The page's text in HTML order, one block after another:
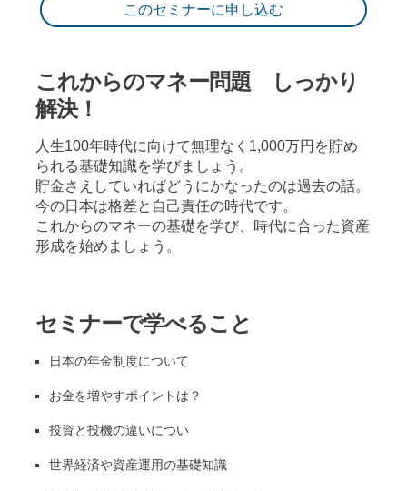
このセミナーに申し込む
これからのマネー問題 しっかり
解決！
人生100年時代に向けて無理なく1,000万円を貯め
られる基礎知識を学びましょう。
貯金さえしていればどうにかなったのは過去の話。
今の日本は格差と自己責任の時代です。
これからのマネーの基礎を学び、時代に合った資産
形成を始めましょう。
セミナーで学べること
日本の年金制度について
お金を増やすポイントは？
投資と投機の違いについ
世界経済や資産運用の基礎知識